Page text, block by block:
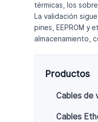
térmicas, los
La validación
pines, EEPROM y
almacenamiento,
Productos
Cables de
Cables